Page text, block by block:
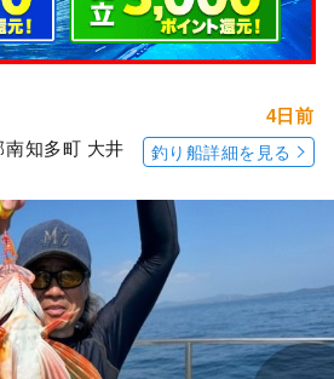
知多町 大井
4日前
釣り船詳細を見る